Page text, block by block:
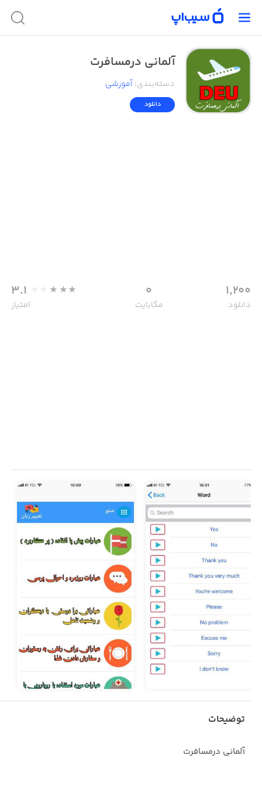
آلمانی درمسافرت
دسته‌بندی:آموزشی
دانلود
1,200
دانلود
0
مگابایت
3.1
امتیاز
توضیحات
آلمانی درمسافرت